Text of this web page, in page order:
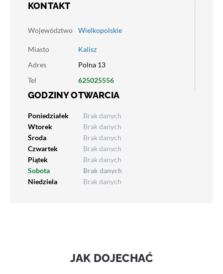
KONTAKT
Województwo Wielkopolskie
Miasto
Kalisz
Adres
Polna 13
Tel
625025556
GODZINY OTWARCIA
Poniedziałek
Brak danych
Wtorek
Brak danych
Środa
Brak danych
Czwartek
Brak danych
Piątek
Brak danych
Sobota
Brak danych
Niedziela
Brak danych
JAK DOJECHAĆ